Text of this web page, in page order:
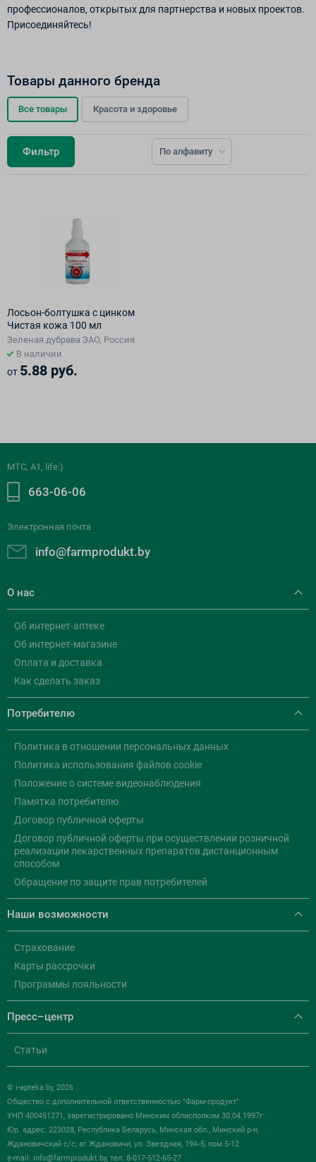
профессионалов, открытых для партнерства и новых проектов.
Присоединяйтесь!
Товары данного бренда
Все товары Красота и здоровье
Фильтр По алфавиту
Лосьон-болтушка с цинком
Чистая кожа 100 мл
Зеленая дубрава ЗАО, Россия
В наличии
от 5.88 руб.
МТС, A1, life:)
663-06-06
Электронная почта
info@farmprodukt.by
О нас
Об интернет-аптеке
Об интернет-магазине
Оплата и доставка
Как сделать заказ
Потребителю
Политика в отношении персональных данных
Политика использования файлов cookie
Положение о системе видеонаблюдения
Памятка потребителю
Договор публичной оферты
Договор публичной оферты при осуществлении розничной
реализации лекарственных препаратов дистанционным
способом
Обращение по защите прав потребителей
Наши возможности
Страхование
Карты рассрочки
Программы лояльности
Пресс–центр
Статьи
© i-apteka.by, 2026 .
Общество с дополнительной ответственностью "Фарм-продукт"
УНП 400451271, зарегистрировано Минским облисполком 30.04.1997г.
Юр. адрес: 223028, Республика Беларусь, Минская обл., Минский р-н,
Ждановичский с/с, аг.Ждановичи, ул. Звездная, 19А-5, пом.5-12
e-mail: info@farmprodukt.by, тел: 8-017-512-65-27